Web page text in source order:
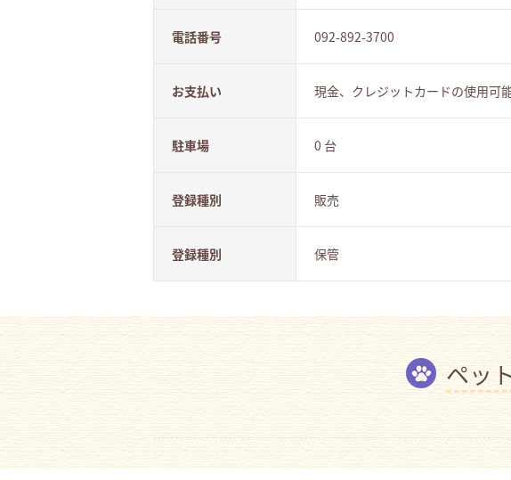
電話番号 092-892-3700
お支払い 現金、クレジットカードの使用可
駐車場 0 台
登録種別 販売
登録種別 保管
ペッ